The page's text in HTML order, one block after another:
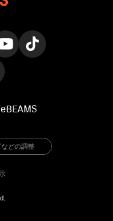
どの調整